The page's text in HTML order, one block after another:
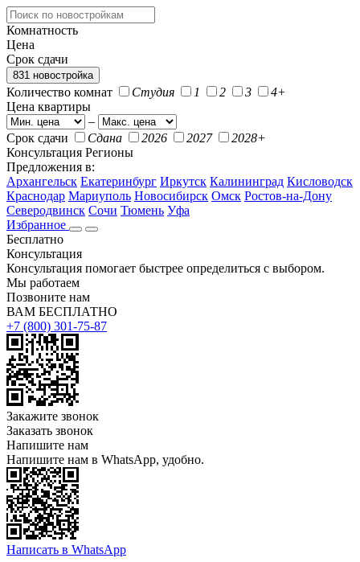
Комнатность
Цена
Срок сдачи
831 новостройка
Количество комнат Студия 1 2 3
4+
Цена квартиры
–
Срок сдачи
Сдана 2026 2027
2028+
Консультация Регионы
Предложения в:
Архангельск Екатеринбург Иркутск Калининград Кисловодск
Краснодар Мариуполь Новосибирск Омск Ростов-на-Дону
Северодвинск Сочи Тюмень Уфа
Избранное
Бесплатно
Консультация
Консультация помогает быстрее определиться с выбором.
Мы работаем
Позвоните нам
ВАМ БЕСПЛАТНО
+7 (800) 301-75-87
Закажите звонок
Заказать звонок
Напишите нам
Напишите нам в WhatsApp, удобно.
Написать в WhatsApp